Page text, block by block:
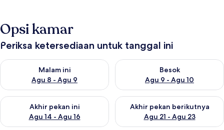
Opsi kamar
Periksa ketersediaan untuk tanggal ini
Malam ini
Agu 8 - Agu 9
Periksa ketersediaan untuk malam ini Agu 8 - Agu 9
Besok
Agu 9 - Agu 10
Periksa ketersediaan untuk
Akhir pekan ini
Agu 14 - Agu 16
Periksa ketersediaan untuk akhir pekan ini Agu 14 - Agu 16
Akhir pekan berikutnya
Agu 21 - Agu 23
Periksa ketersediaan untuk